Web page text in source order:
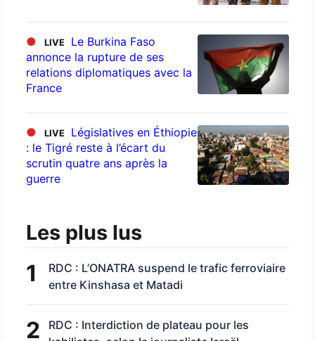
● LIVE
Le Burkina Faso
annonce la rupture de ses
relations diplomatiques avec la
France
● LIVE
Législatives en Éthiopie
: le Tigré reste à l’écart du
scrutin quatre ans après la
guerre
Les plus lus
1
RDC : L’ONATRA suspend le trafic ferroviaire
entre Kinshasa et Matadi
2
RDC : Interdiction de plateau pour les